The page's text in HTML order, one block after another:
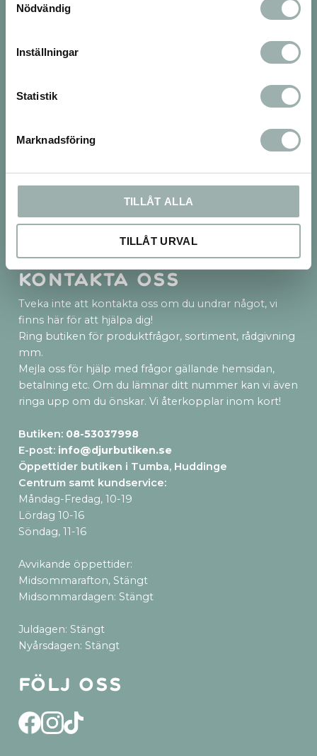
Nödvändig
Inställningar
Statistik
Marknadsföring
TILLÅT ALLA
TILLÅT URVAL
Måndag-Fredag, 10-19
Avvikande öppettider:
Kontakta oss
Tveka inte att kontakta oss om du undrar något, vi
finns här för att hjälpa dig!
Ring butiken för produktfrågor, sortiment, rådgivning
mm.
Mejla oss för hjälp med frågor gällande hemsidan,
betalning etc. Om du lämnar ditt nummer kan vi även
ringa upp om du önskar. Vi återkopplar inom kort!
Butiken: 08-53037998
E-post: info@djurbutiken.se
Öppettider butiken i Tumba, Huddinge
Centrum samt kundservice:
Måndag-Fredag, 10-19
Lördag 10-16
Söndag, 11-16
Avvikande öppettider:
Midsommarafton, Stängt
Midsommardagen: Stängt
Juldagen: Stängt
Nyårsdagen: Stängt
Följ oss